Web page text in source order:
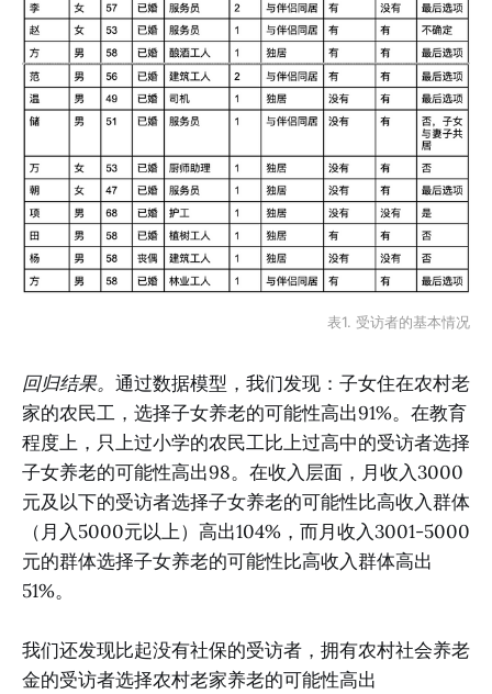
表1. 受访者的基本情况
回归结果。 通过数据模型，我们发现：子女住在农村老
家的农民工，选择子女养老的可能性高出91%。在教育
程度上，只上过小学的农民工比上过高中的受访者选择
子女养老的可能性高出98。在收入层面，月收入3000
元及以下的受访者选择子女养老的可能性比高收入群体
（月入5000元以上）高出104%，而月收入3001-5000
元的群体选择子女养老的可能性比高收入群体高出
51%。
我们还发现比起没有社保的受访者，拥有农村社会养老
金的受访者选择农村老家养老的可能性高出